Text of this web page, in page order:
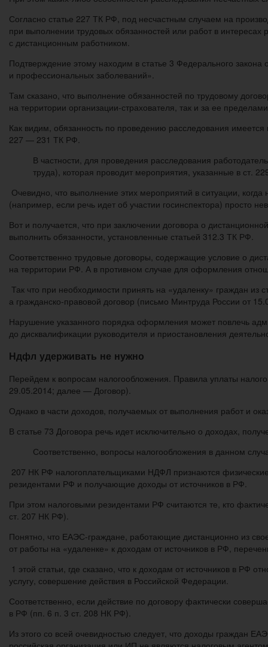
Согласно статье 227 ТК РФ, под несчастным случаем на
при выполнении трудовых обязанностей или работ в
с дистанционным работником.
Подтверждение этому находим в статье 3 Федерального
и профессиональных заболеваний».
Там сказано, что выполнение обязанностей по трудовому
на территории организации-страхователя, так и за ее
Как видим, обязанность по проведению расследования
227 — 231 ТК РФ.
В частности, для проведения расследования
труда), которая проводит мероприятия, указанные в ст.
Очевидно, что выполнение этих мероприятий в ситуации,
(например, если речь идет об участии госинспектора) просто
Вот и получается, что при заключении договора о
выполнить обязанности, установленные статьей 312.3 ТК РФ.
Соответственно трудовые договоры, содержащие условие о
на территории РФ. А в противном случае для оформления
Так что при необходимости принять на «удаленку» граждан
а гражданско-правовой договор (письмо Минтруда России от
Нарушение указанного порядка оформления может повлечь
до дисквалификации руководителя и приостановления
Ндфл удерживать не нужно
Перейдем к вопросам налогообложения. Правила уплаты
29.05.2014; далее — Договор).
Однако в части доходов, получаемых от выполнения работ и
В статье 73 Договора речь идет исключительно о доходах,
Соответственно, вопросы налогообложения в данном
207 НК РФ налогоплательщиками НДФЛ признаются
резидентами РФ и получающие доходы от источников в РФ.
При этом налоговыми резидентами РФ считаются те, кто
ст. 207 НК РФ).
Понятно, что ЕАЭС-граждане, работающие дистанционно из
от работы на «удаленке» к доходам от источников в РФ,
1 этой статьи, где сказано, что к доходам от источников в РФ
услугу, совершение действия в Российской Федерации.
Соответственно, если действие по договору фактически
в РФ (пп. 6 п. 3 ст. 208 НК РФ).
Из этого со всей очевидностью следует, что доходы граждан